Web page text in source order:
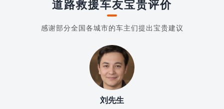
道路救援车友宝贵评价
感谢部分全国各城市的车主们提出宝贵建议
刘先生